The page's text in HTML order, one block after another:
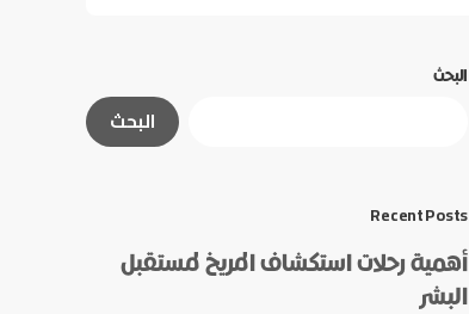
البحث
البحث
Recent Posts
أهمية رحلات استكشاف المريخ لمستقبل
البشر